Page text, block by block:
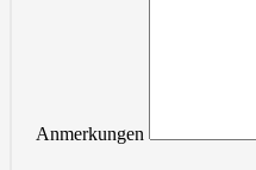
Anmerkungen